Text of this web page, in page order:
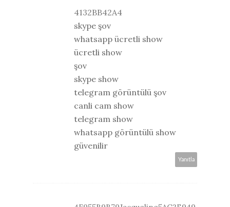
4132BB42A4
skype şov
whatsapp ücretli show
ücretli show
şov
skype show
telegram görüntülü şov
canli cam show
telegram show
whatsapp görüntülü show
güvenilir
Yanıtla